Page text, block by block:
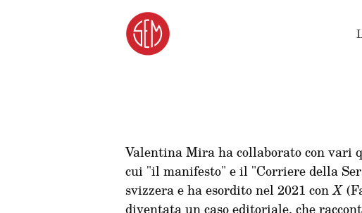
Valentina Mira ha collaborato con
cui "il manifesto" e il "Corriere della
svizzera e ha esordito nel 2021 conX
diventata un caso editoriale, che